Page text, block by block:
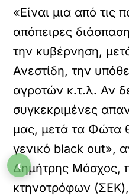
«Είναι μια από τις
απόπειρες
την κυβέρνηση,
Ανεστίδη, την
αγροτών κ.τ.λ. Αν
συγκεκριμένες
μας, μετά τα Φώτα
γενικό black out»,
Δημήτρης Μόσχος,
κτηνοτρόφων
‹